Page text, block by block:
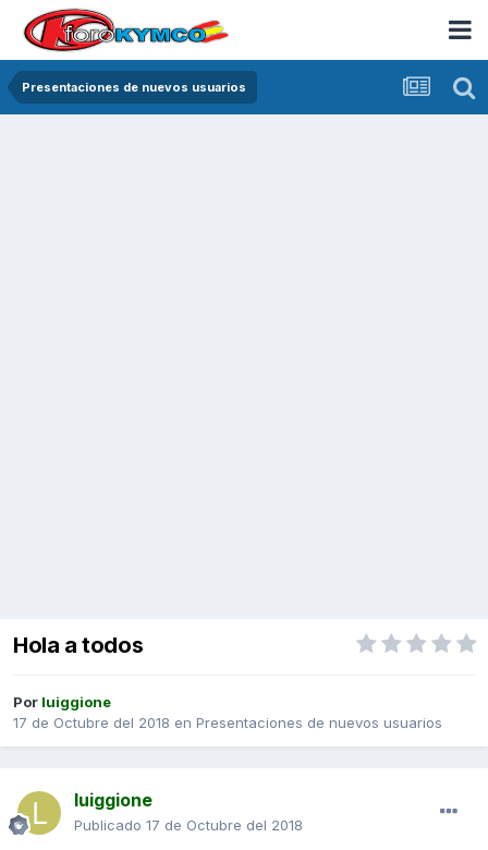
Presentaciones de nuevos usuarios
Hola a todos
Por luiggione
17 de Octubre del 2018 en Presentaciones de nuevos usuarios
luiggione
Publicado 17 de Octubre del 2018